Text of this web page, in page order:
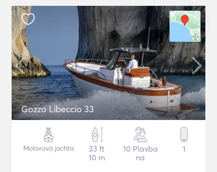
Gozzo Libeccio 33
Motorová jachta
33 ft
10 m
10 Plavba
na
1